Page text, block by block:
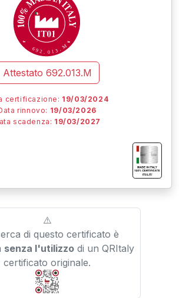
69 2 . 0 1 3 .M
Attestato 692.013.M
certificazione: 19/03/2024
rinnovo: 19/03/2026
scadenza: 19/03/2027
IT01.IT/
⚠️
di questo certificato è
senza l'utilizzo di un QRItaly
certificato originale.